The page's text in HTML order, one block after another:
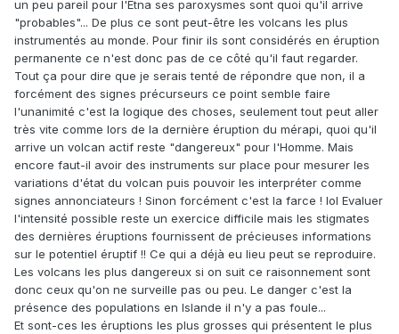
un peu pareil pour l'Etna ses paroxysmes sont quoi qu'il arrive
"probables"... De plus ce sont peut-être les volcans les plus
instrumentés au monde. Pour finir ils sont considérés en éruption
permanente ce n'est donc pas de ce côté qu'il faut regarder.
Tout ça pour dire que je serais tenté de répondre que non, il a
forcément des signes précurseurs ce point semble faire
l'unanimité c'est la logique des choses, seulement tout peut aller
très vite comme lors de la dernière éruption du mérapi, quoi qu'il
arrive un volcan actif reste "dangereux" pour l'Homme. Mais
encore faut-il avoir des instruments sur place pour mesurer les
variations d'état du volcan puis pouvoir les interpréter comme
signes annonciateurs ! Sinon forcément c'est la farce ! lol Evaluer
l'intensité possible reste un exercice difficile mais les stigmates
des dernières éruptions fournissent de précieuses informations
sur le potentiel éruptif !! Ce qui a déjà eu lieu peut se reproduire.
Les volcans les plus dangereux si on suit ce raisonnement sont
donc ceux qu'on ne surveille pas ou peu. Le danger c'est la
présence des populations en Islande il n'y a pas foule...
Et sont-ces les éruptions les plus grosses qui présentent le plus